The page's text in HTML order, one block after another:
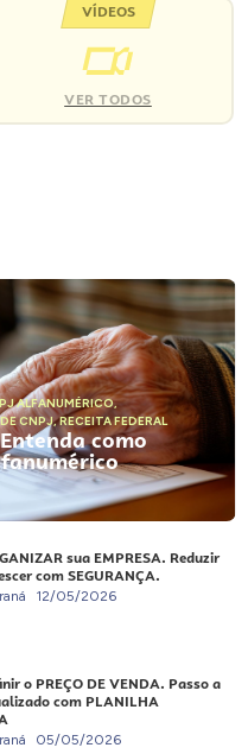
VÍDEOS
VER TODOS
ALFANUMÉRICO,
CNPJ,RECEITA FEDERAL
como
sua EMPRESA. Reduzir
com SEGURANÇA.
12/05/2026
o PREÇO DE VENDA. Passo a
com PLANILHA
05/05/2026